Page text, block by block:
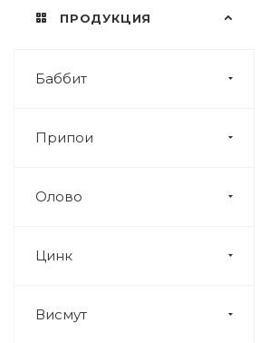
ПРОДУКЦИЯ
Баббит
Припои
Олово
Цинк
Висмут